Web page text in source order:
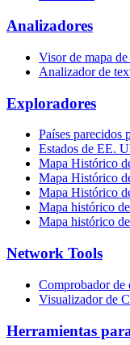
Analizadores
Visor de mapa
Analizador de
Exploradores
Países parecidos
Estados de EE.
Mapa Histórico
Mapa Histórico
Mapa Histórico
Mapa histórico
Mapa histórico
Network Tools
Comprobador de
Visualizador de
Herramientas